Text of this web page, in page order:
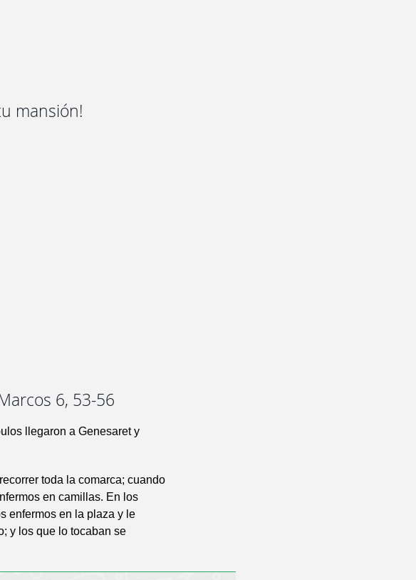
mansión!
6, 53-56
llegaron a Genesaret y
toda la comarca; cuando
en camillas. En los
enfermos en la plaza y le
y los que lo tocaban se